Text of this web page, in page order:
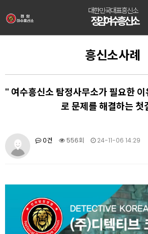
대한민국대표흥신소
정암 여수흥신소
흥신소사례
" 여수흥신소 탐정사무소가 필요한
로 문제를 해결하는 첫
0건 556회 24-11-06 14:29